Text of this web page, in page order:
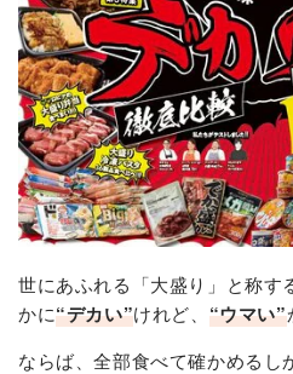
世にあふれる「大盛り」と称す
かに“デカい”けれど、 “ウマい”
ならば、全部食べて確かめるし